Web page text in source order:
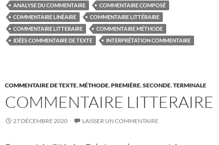
ANALYSE DU COMMENTAIRE
COMMENTAIRE COMPOSÉ
COMMENTAIRE LINÉAIRE
COMMENTAIRE LITTÉRAIRE
COMMENTAIRE LITTERAIRE
COMMENTAIRE MÉTHODE
IDÉES COMMENTAIRE DE TEXTE
INTERPRÉTATION COMMENTAIRE
COMMENTAIRE DE TEXTE,MÉTHODE,PREMIÈRE,SECONDE,TERMINALE
COMMENTAIRE LITTERAIRE
27 DÉCEMBRE 2020 LAISSER UN COMMENTAIRE